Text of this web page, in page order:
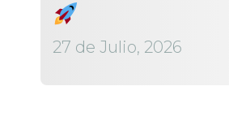
27 de Julio, 2026